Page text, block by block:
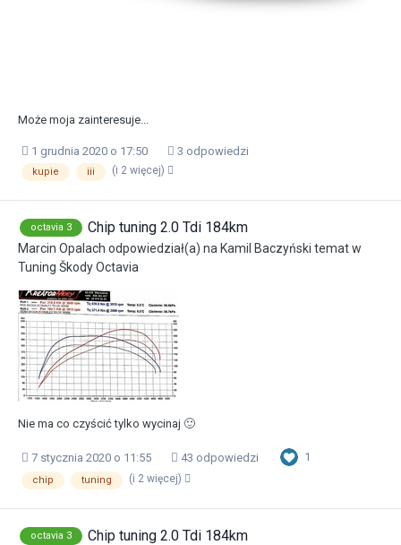
Może moja zainteresuje...
1 grudnia 2020 o 17:50 3 odpowiedzi
kupie iii (i 2 więcej)
octavia 3 Chip tuning 2.0 Tdi 184km
Marcin Opalach odpowiedział(a) na Kamil Baczyński temat w
Tuning Škody Octavia
Nie ma co czyścić tylko wycinaj 🙂
7 stycznia 2020 o 11:55 43 odpowiedzi 1
chip tuning (i 2 więcej)
octavia 3 Chip tuning 2.0 Tdi 184km